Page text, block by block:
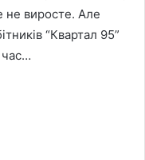
не виросте. Але
“Квартал 95”
час…